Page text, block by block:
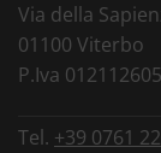
Via della
01100 Viterbo
P.Iva
Tel. +39 0761